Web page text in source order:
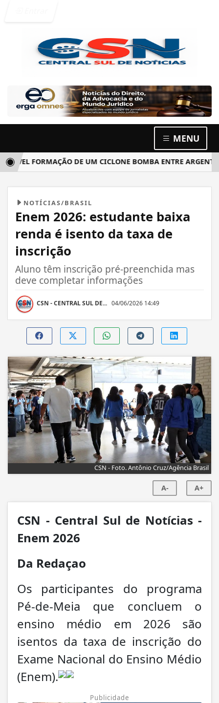
MENU
FORMAÇÃO DE UM CICLONE BOMBA ENTRE ARGENTINA,
NOTÍCIAS/BRASIL
Enem 2026: estudante baixa
renda é isento da taxa de
inscrição
Aluno têm inscrição pré-preenchida mas
deve completar informações
CSN - CENTRAL SUL DE... 04/06/2026 14:49
CSN - Foto. Antônio Cruz/Agência Brasil
A- A+
CSN - Central Sul de Notícias -
Enem 2026
Da Redaçao
Os participantes do programa
Pé-de-Meia que concluem o
ensino médio em 2026 são
isentos da taxa de inscrição do
Exame Nacional do Ensino Médio
(Enem).
Publicidade